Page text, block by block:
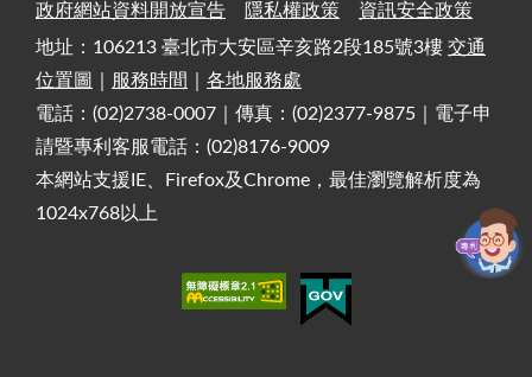
政府網站資料開放宣告 隱私權政策
資訊安全政策
地址：106213 臺北市大安區辛亥路2段185號3樓 交通
位置圖
服務時間
各地服務處
電話：(02)2738-0007｜傳真：(02)2377-9875｜電子申
請暨專利客服電話：(02)8176-9009
本網站支援IE、Firefox及Chrome，最佳瀏覽解析度為
1024x768以上